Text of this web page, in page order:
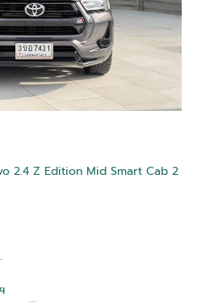
2.4 Z Edition Mid Smart Cab 2